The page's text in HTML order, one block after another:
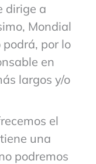
dirige a
Mondial
podrá, por lo
en
largos y/o
el
una
podremos